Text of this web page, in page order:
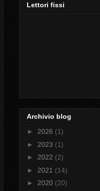
Lettori fissi
Archivio blog
► 2026 (1)
► 2023 (1)
► 2022 (2)
► 2021 (14)
► 2020 (20)